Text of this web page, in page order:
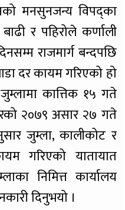
मनसुनजन्य विपद्का
र पहिरोले कर्णाली
राजमार्ग बन्दपछि
दर कायम गरिएको हो
कात्तिक १५ गते
२०७९ असार २७ गते
जुम्ला, कालीकोट र
गरिएको यातायात
निमित्त कार्यालय
दिनुभयो ।